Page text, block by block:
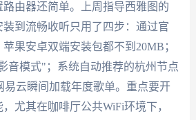
由器还简单。上周指导西雅图的
到流畅收听只用了四步：通过官
果安卓双端安装包都不到20MB；
音模式"；系统自动推荐的杭州节点
易云瞬间加载年度歌单。重点要开
尤其在咖啡厅公共WiFi环境下，